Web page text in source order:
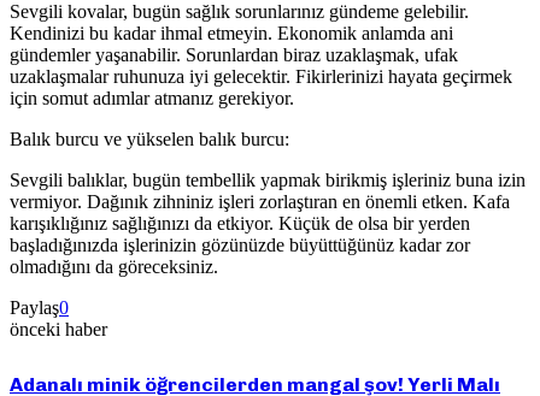
Sevgili kovalar, bugün sağlık sorunlarınız gündeme gelebilir.
Kendinizi bu kadar ihmal etmeyin. Ekonomik anlamda ani
gündemler yaşanabilir. Sorunlardan biraz uzaklaşmak, ufak
uzaklaşmalar ruhunuza iyi gelecektir. Fikirlerinizi hayata geçirmek
için somut adımlar atmanız gerekiyor.
Balık burcu ve yükselen balık burcu:
Sevgili balıklar, bugün tembellik yapmak birikmiş işleriniz buna izin
vermiyor. Dağınık zihniniz işleri zorlaştıran en önemli etken. Kafa
karışıklığınız sağlığınızı da etkiyor. Küçük de olsa bir yerden
başladığınızda işlerinizin gözünüzde büyüttüğünüz kadar zor
olmadığını da göreceksiniz.
Paylaş0
önceki haber
Adanalı minik öğrencilerden mangal şov! Yerli Malı